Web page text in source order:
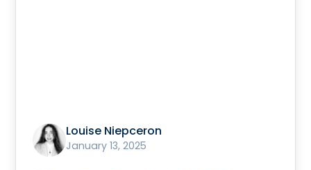
Louise Niepceron
January 13, 2025